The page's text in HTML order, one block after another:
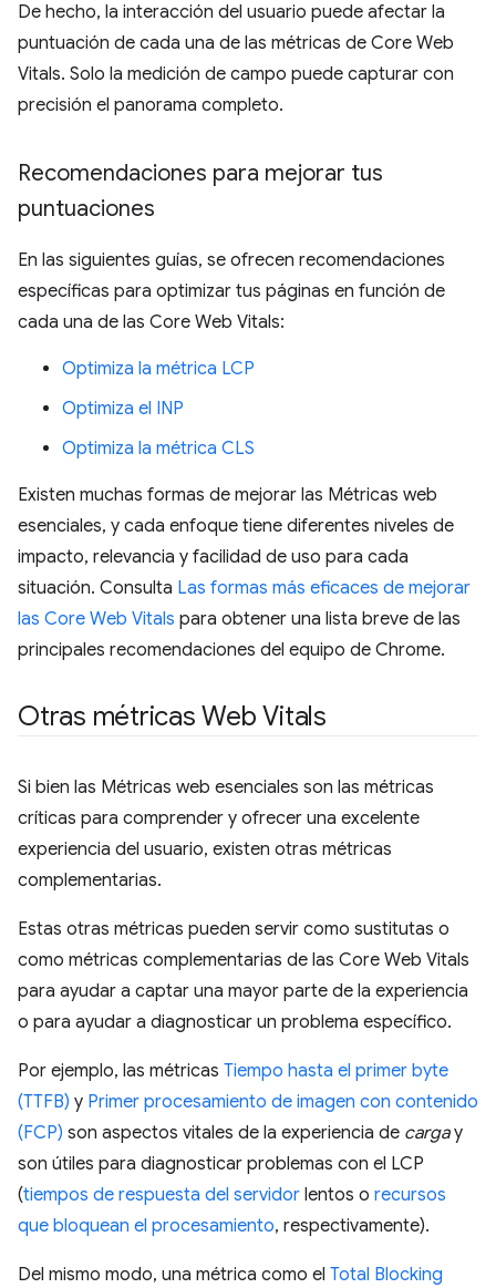
De hecho, la interacción del usuario puede afectar la
puntuación de cada una de las métricas de Core Web
Vitals. Solo la medición de campo puede capturar con
precisión el panorama completo.
Recomendaciones para mejorar tus
puntuaciones
En las siguientes guías, se ofrecen recomendaciones
específicas para optimizar tus páginas en función de
cada una de las Core Web Vitals:
Optimiza la métrica LCP
Optimiza el INP
Optimiza la métrica CLS
Existen muchas formas de mejorar las Métricas web
esenciales, y cada enfoque tiene diferentes niveles de
impacto, relevancia y facilidad de uso para cada
situación. Consulta Las formas más eficaces de mejorar
las Core Web Vitals para obtener una lista breve de las
principales recomendaciones del equipo de Chrome.
Otras métricas Web Vitals
Si bien las Métricas web esenciales son las métricas
críticas para comprender y ofrecer una excelente
experiencia del usuario, existen otras métricas
complementarias.
Estas otras métricas pueden servir como sustitutas o
como métricas complementarias de las Core Web Vitals
para ayudar a captar una mayor parte de la experiencia
o para ayudar a diagnosticar un problema específico.
Por ejemplo, las métricas Tiempo hasta el primer byte
(TTFB) y Primer procesamiento de imagen con contenido
(FCP) son aspectos vitales de la experiencia de cargay
son útiles para diagnosticar problemas con el LCP
(tiempos de respuesta del servidor lentos o recursos
que bloquean el procesamiento, respectivamente).
Del mismo modo, una métrica como el Total Blocking